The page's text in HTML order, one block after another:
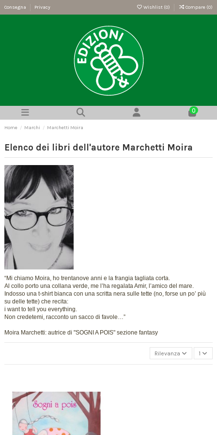
Consegna Privacy Wishlist (0) Compare (0)
0
Home Marchi Marchetti Moira
Elenco dei libri dell'autore Marchetti Moira
“Mi chiamo Moira, ho trentanove anni e la frangia tagliata corta.
Al collo porto una collana verde, me l’ha regalata Amir, l’amico del mare.
Indosso una t-shirt bianca con una scritta nera sulle tette (no, forse un po’ più
su delle tette) che recita:
i want to tell you everything.
Non credetemi, racconto un sacco di favole…”
Moira Marchetti: autrice di "SOGNI A POIS" sezione fantasy
Rilevanza 1